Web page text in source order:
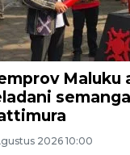
Maluku
2026 10:00